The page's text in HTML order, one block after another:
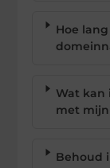
Hoe
Wat kan
met
Behoud